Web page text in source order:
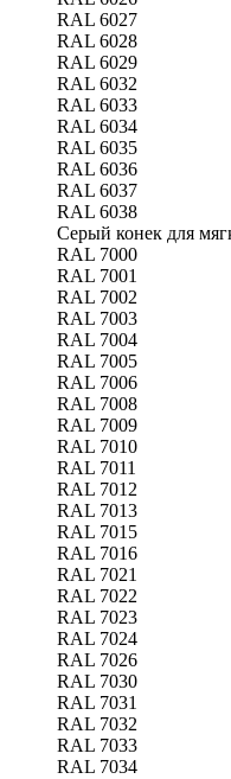
RAL 6027
RAL 6028
RAL 6029
RAL 6032
RAL 6033
RAL 6034
RAL 6035
RAL 6036
RAL 6037
RAL 6038
Серый конек для
RAL 7000
RAL 7001
RAL 7002
RAL 7003
RAL 7004
RAL 7005
RAL 7006
RAL 7008
RAL 7009
RAL 7010
RAL 7011
RAL 7012
RAL 7013
RAL 7015
RAL 7016
RAL 7021
RAL 7022
RAL 7023
RAL 7024
RAL 7026
RAL 7030
RAL 7031
RAL 7032
RAL 7033
RAL 7034